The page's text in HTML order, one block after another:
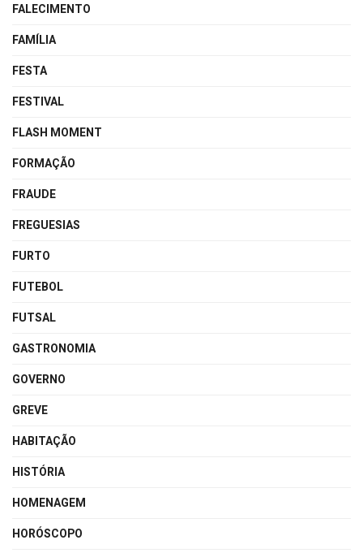
FALECIMENTO
FAMÍLIA
FESTA
FESTIVAL
FLASH MOMENT
FORMAÇÃO
FRAUDE
FREGUESIAS
FURTO
FUTEBOL
FUTSAL
GASTRONOMIA
GOVERNO
GREVE
HABITAÇÃO
HISTÓRIA
HOMENAGEM
HORÓSCOPO